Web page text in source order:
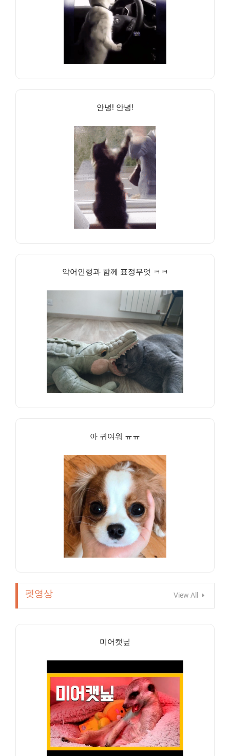
안녕! 안녕!
악어인형과 함께 표정무엇 ㅋㅋ
아 귀여워 ㅠㅠ
펫영상 View All
미어캣닢